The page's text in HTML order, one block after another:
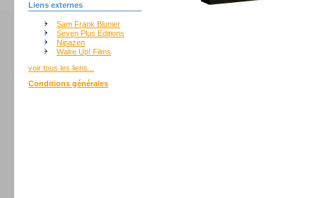
Liens externes
Sam Frank Blunier
Seven Plus Editions
Nipazen
Wake Up! Films
voir tous les liens...
Conditions générales